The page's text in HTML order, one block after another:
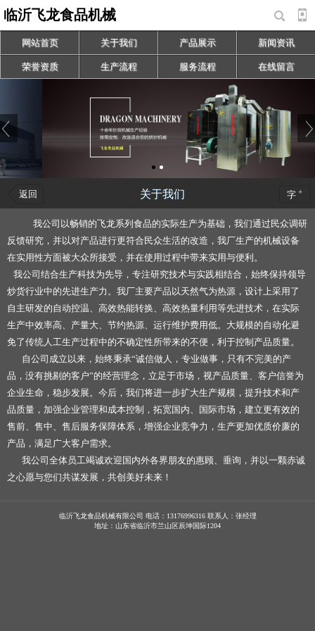
临沂飞龙食品机械
网站首页 关于我们 产品展示 新闻资讯
荣誉资质 生产流程 服务流程 在线留言
返回 关于我们 字 +
我公司以畅销的飞龙系列食品的实际生产为基础，我们通过民众调研
反馈研究，并以对产品进行更符合民众生活的改造，我厂生产的机械设备
在实用性方面被大众所接受，并在使用过程中带来实用与便利。
我公司结合生产科技为先导，专注研究技术与实践相结合，始终保持领导
炒货行业中的先进生产力。我厂主要产品以天然气为热源，设计上采用了
自主研发的自动控温、高效热能转换、高效热量利用等先进技术，在实际
生产中效率高、产量大、节约热源、运行维护费用低。大规模的自动化避
免了传统人工生产过程中的不确定性所带来的不便，利于控制产品质量。
自公司成立以来，始终秉承“诚信做人，专业做事，只有不完美的产
品，没有挑剔的客户”的经营理念，立足于市场，视产品质量、客户信誉为
企业生命，稳步发展。今后，我们将进一步扩大生产规模，提升技术和产
品质量，加强企业管理和成本控制，拓宽国内、国际市场，建立更有效的
售前、售中、售后服务保障体系，增强企业竞争力，生产更加优质价廉的
产品，满足广大客户需求。
我公司全体员工竭诚欢迎国内外各界朋友的惠顾、垂询，并以一颗赤诚
之心愿与您们共谋发展，共创美好未来！
临沂飞龙食品机械有限公司 电话：13176996316 联系人：张经理
地址：山东省临沂市兰山区辰坤国际1204